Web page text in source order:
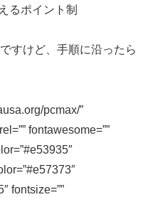
るポイント制
すけど、手順に沿ったら
pcmax/”
fontawesome=””
fontsize=””